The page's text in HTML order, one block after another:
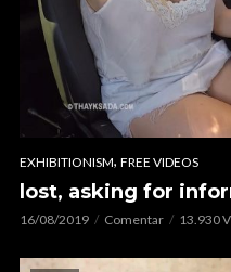
EXHIBITIONISM, FREE VIDEOS
lost, asking for
16/08/2019 Comentar 13.930